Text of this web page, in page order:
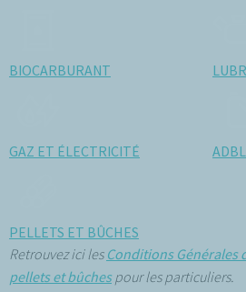
BIOCARBURANT
GAZ ET ÉLECTRICITÉ
PELLETS ET BÛCHES
Retrouvez ici les Conditions Générales
pellets et bûches pour les particuliers.